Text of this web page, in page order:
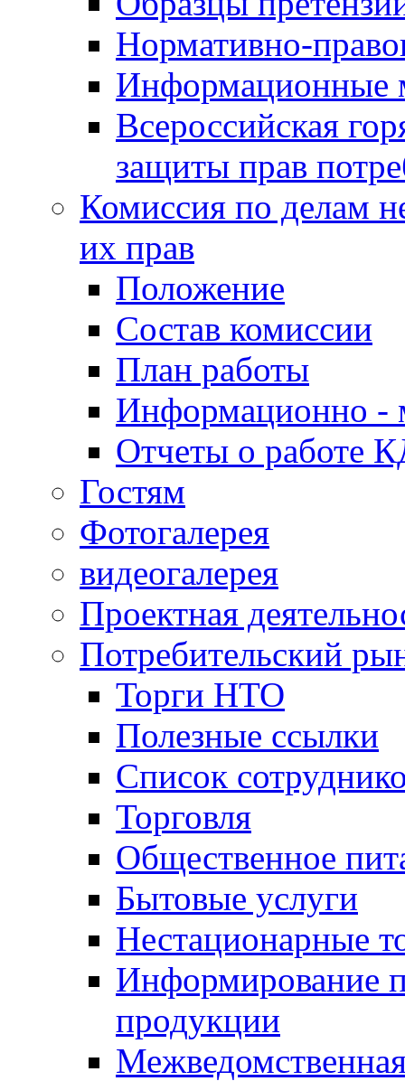
Нормативно-
Информационные
Всероссийская
защиты прав
Комиссия по делам
их прав
Положение
Состав комиссии
План работы
Информационно -
Отчеты о работе
Гостям
Фотогалерея
видеогалерея
Проектная
Потребительский
Торги НТО
Полезные ссылки
Список
Торговля
Общественное
Бытовые услуги
Нестационарные
Информирование
продукции